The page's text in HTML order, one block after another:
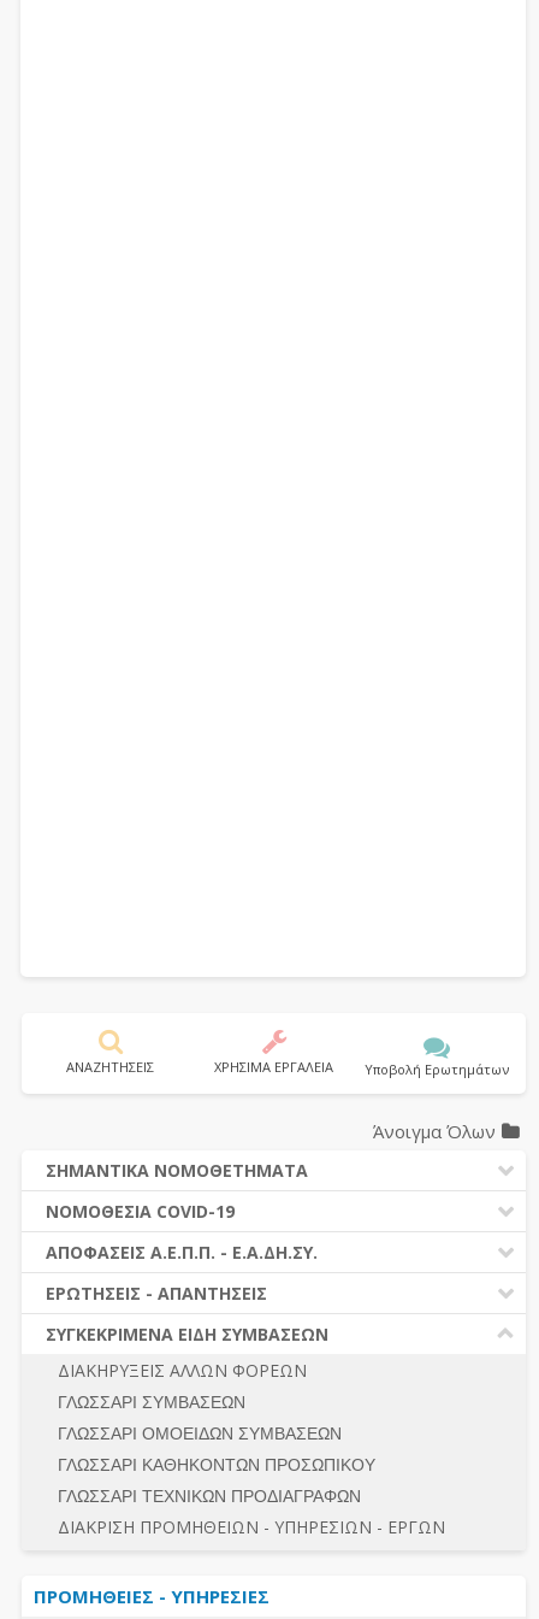
ΑΝΑΖΗΤΗΣΕΙΣ ΧΡΗΣΙΜΑ ΕΡΓΑΛΕΙΑ Υποβολή Ερωτημάτων
Άνοιγμα Όλων
ΣΗΜΑΝΤΙΚΑ ΝΟΜΟΘΕΤΗΜΑΤΑ
ΔΗΜΟΣΙΕΣ ΣΥΜΒΑΣΕΙΣ (Ν. 4412/2016)
ΔΗΜΟΤΙΚΟΣ ΚΩΔΙΚΑΣ (Ν.3463/2006)
ΚΑΛΛΙΚΡΑΤΗΣ (Ν.3852/2010)
ΝΟΜΟΘΕΣΙΑ - ΝΟΜΟΛΟΓΙΑ (ΣΥΝΟΛΟ)
ΝΟΜΟΘΕΣΙΑ COVID-19
ΝΟΜΟΘΕΣΙΑ - ΝΟΜΟΛΟΓΙΑ COVID -19
ΕΡΩΤΗΣΕΙΣ - ΑΠΑΝΤΗΣΕΙΣ
ΑΠΟΦΑΣΕΙΣ Α.Ε.Π.Π. - Ε.Α.ΔΗ.ΣΥ.
ΠΡΟΔΙΚΑΣΤΙΚΗ ΠΡΟΣΦΥΓΗ
ΓΕΝΙΚΟΙ ΚΑΝΟΝΕΣ
ΔΙΚΑΙΟΥΜΕΝΟΙ ΣΥΜΜΕΤΟΧΗΣ
ΠΡΟΣΦΟΡΕΣ – ΔΙΚΑΙΟΛΟΓΗΤΙΚΑ ΣΥΜΜΕΤΟΧΗΣ
ΔΙΕΞΑΓΩΓΗ ΔΙΑΔΙΚΑΣΙΑΣ
ΕΣΗΔΗΣ – ΚΗΜΔΗΣ
ΠΕΡΙΛΗΨΕΙΣ ΑΠΟΦΑΣΕΩΝ Α.Ε.Π.Π. - Ε.Α.ΔΗ.ΣΥ.
ΣΥΝΟΛΟ
ΕΡΩΤΗΣΕΙΣ - ΑΠΑΝΤΗΣΕΙΣ
Ν. 4782/2021 - ΤΡΟΠΟΠΟΙΗΣΗ 4412/2016
ΔΙΕΞΑΓΩΓΗ ΔΙΑΔΙΚΑΣΙΑΣ
ΔΙΑΔΙΚΑΣΙΕΣ ΑΝΑΘΕΣΗΣ
ΓΕΝΙΚΟΙ ΚΑΝΟΝΕΣ
ΠΡΟΕΤΟΙΜΑΣΙΑ - ΔΗΜΟΣΙΟΤΗΤΑ
ΛΟΓΟΙ ΑΠΟΚΛΕΙΣΜΟΥ-ΔΙΚΑΙΟΥΜΕΝΟΙ ΣΥΜΜΕΤΟΧΗΣ
ΠΡΟΣΦΟΡΕΣ - ΔΙΚΑΙΟΛΟΓΗΤΙΚΑ ΣΥΜΜΕΤΟΧΗΣ
ΕΚΤΕΛΕΣΗ ΕΡΓΩΝ - ΜΕΛΕΤΩΝ
ΣΥΓΚΕΚΡΙΜΕΝΑ ΕΙΔΗ ΣΥΜΒΑΣΕΩΝ
ΔΙΑΚΗΡΥΞΕΙΣ ΑΛΛΩΝ ΦΟΡΕΩΝ
ΓΛΩΣΣΑΡΙ ΣΥΜΒΑΣΕΩΝ
ΓΛΩΣΣΑΡΙ ΟΜΟΕΙΔΩΝ ΣΥΜΒΑΣΕΩΝ
ΓΛΩΣΣΑΡΙ ΚΑΘΗΚΟΝΤΩΝ ΠΡΟΣΩΠΙΚΟΥ
ΓΛΩΣΣΑΡΙ ΤΕΧΝΙΚΩΝ ΠΡΟΔΙΑΓΡΑΦΩΝ
ΔΙΑΚΡΙΣΗ ΠΡΟΜΗΘΕΙΩΝ - ΥΠΗΡΕΣΙΩΝ - ΕΡΓΩΝ
ΠΡΟΜΗΘΕΙΕΣ - ΥΠΗΡΕΣΙΕΣ